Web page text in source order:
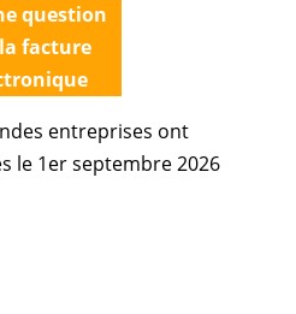
question
facture
entreprises ont
le 1er septembre 2026